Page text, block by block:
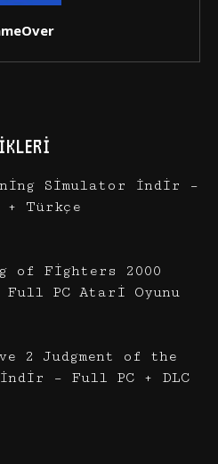
Simulator İndir –
+ Türkçe
of Fighters 2000
PC Atari Oyunu
2 Judgment of the
– Full PC + DLC